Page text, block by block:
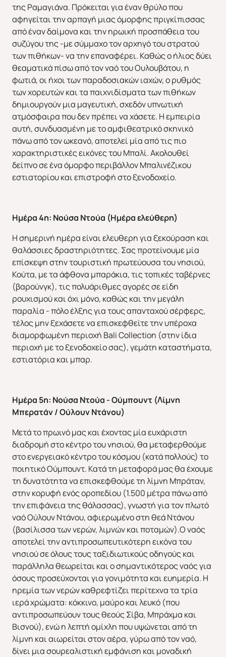
ΕΥΡΩΠΗ ΑΜΕΡΙΚΗ
της Ραμαγιάνα. Πρόκειται για έναν θρύλο που
αφηγείται την αρπαγή μιας όμορφης πριγκίπισσας
από έναν δαίμονα και την ηρωική προσπάθεια του
συζύγου της -με σύμμαχο τον αρχηγό του στρατού
των πιθήκων- να την επαναφέρει. Καθώς ο ήλιος δύει
θεαματικά πίσω από τον ναό του Ουλουβάτου, η
φωτιά, οι ήχοι των παραδοσιακών ιαχών, ο ρυθμός
των χορευτών και τα παιχνιδίσματα των πιθήκων
δημιουργούν μια μαγευτική, σχεδόν υπνωτική
ατμόσφαιρα που δεν πρέπει να χάσετε. Η εμπειρία
αυτή, συνδυασμένη με το αμφιθεατρικό σκηνικό
πάνω από τον ωκεανό, αποτελεί μία από τις πιο
χαρακτηριστικές εικόνες του Μπαλί. Ακολουθεί
δείπνο σε ένα όμορφο περιβάλλον Μπαλινέζικου
εστιατορίου και επιστροφή στο ξενοδοχείο.
Ημέρα 4η: Νούσα Ντούα (Hμέρα ελεύθερη)
Η σημερινή ημέρα είναι ελευθερη για ξεκούραση και
θαλάσσιες δραστηριότητες. Σας προτείνουμε μία
επίσκεψη στην τουριστική πρωτεύουσα του νησιού,
Κούτα, με τα άφθονα μπαράκια, τις τοπικές ταβέρνες
(βαρούνγκ), τις πολυάριθμες αγορές σε είδη
ρουχισμού και όχι μόνο, καθώς και την μεγάλη
παραλία - πόλο έλξης για τους απανταχού σέρφερς,
τέλος μην ξεχάσετε να επισκεφθείτε την υπέροχα
διαμορφωμένη περιοχή Bali Collection (στην ίδια
περιοχή με το ξενοδοχείο σας), γεμάτη καταστήματα,
εστιατόρια και μπαρ.
Ημέρα 5η: Νούσα Ντούα - Ούμπουντ (Λίμνη
Μπερατάν / Ούλουν Ντάνου)
Μετά το πρωινό μας και έχοντας μία ευχάριστη
διαδρομή στο κέντρο του νησιού, θα μεταφερθούμε
στο ενεργειακό κέντρο του κόσμου (κατά πολλούς) το
ποιητικό Ούμπουντ. Κατά τη μεταφορά μας θα έχουμε
τη δυνατότητα να επισκεφθούμε τη λίμνη Μπράταν,
στην κορυφή ενός οροπεδίου (1.500 μέτρα πάνω από
την επιφάνεια της θάλασσας), γνωστή για τον πλωτό
ναό Ούλουν Ντάνου, αφιερωμένο στη θεά Ντάνου
(βασίλισσα των νερών, λιμνών και ποταμών).Ο ναός
αποτελεί την αντιπροσωπευτικότερη εικόνα του
νησιού σε όλους τους ταξιδιωτικούς οδηγούς και
παράλληλα θεωρείται και ο σημαντικότερος ναός για
όσους προσεύχονται για γονιμότητα και ευημερία. Η
ηρεμία των νερών καθρεφτίζει περίτεχνα τα τρία
ιερά χρώματα: κόκκινο, μαύρο και λευκό (που
αντιπροσωπεύουν τους θεούς Σίβα, Μπράχμα και
Βισνού), ενώ η λεπτή ομίχλη που υψώνεται από τη
λίμνη και αιωρείται στον αέρα, γύρω από τον ναό,
δίνει μια σουρεαλιστική εμφάνιση και μοναδική